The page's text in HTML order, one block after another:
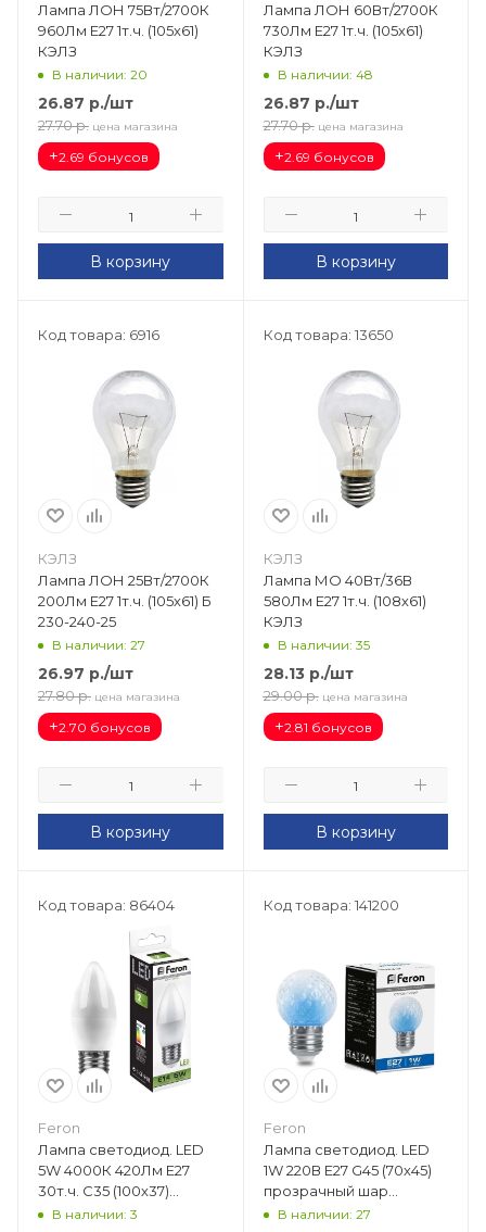
Лампа ЛОН 75Вт/2700К
960Лм Е27 1т.ч. (105х61)
КЭЛЗ
В наличии: 20
26.87 р./шт
27.70 р. цена магазина
+2.69 бонусов
В корзину
Лампа ЛОН 60Вт/2700К
730Лм Е27 1т.ч. (105х61)
КЭЛЗ
В наличии: 48
26.87 р./шт
27.70 р. цена магазина
+2.69 бонусов
В корзину
Код товара: 6916
КЭЛЗ
Лампа ЛОН 25Вт/2700К
200Лм Е27 1т.ч. (105х61) Б
230-240-25
В наличии: 27
26.97 р./шт
27.80 р. цена магазина
+2.70 бонусов
В корзину
Код товара: 13650
КЭЛЗ
Лампа МО 40Вт/36В
580Лм Е27 1т.ч. (108х61)
КЭЛЗ
В наличии: 35
28.13р./шт
29.00 р. цена магазина
+2.81 бонусов
В корзину
Код товара: 86404
Feron
Лампа светодиод. LED
5W 4000К 420Лм Е27
30т.ч. C35 (100х37)
(аналог 70W) свеча LB-
В наличии: 3
Код товара: 141200
Feron
Лампа светодиод. LED
1W 220В Е27 G45 (70х45)
прозрачный шар
стробоскоп (синий) (для
В наличии: 27